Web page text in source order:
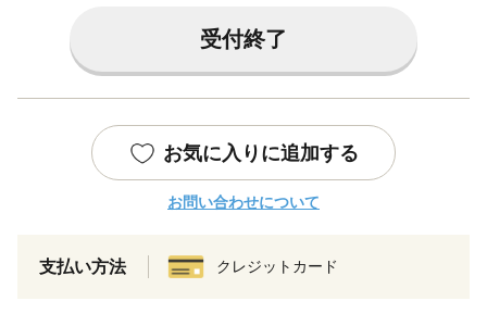
受付終了
お気に入りに追加する
お問い合わせについて
支払い方法 クレジットカード